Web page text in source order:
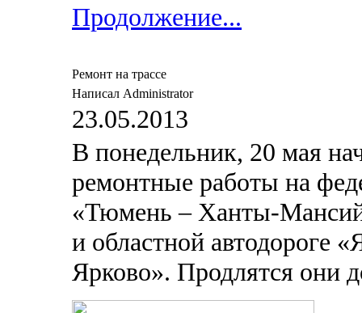
Продолжение...
Ремонт на трассе
Написал Administrator
23.05.2013
В понедельник, 20 мая
ремонтные работы на
«Тюмень –Ханты-
и областной автодороге
Ярково». Продлятся они